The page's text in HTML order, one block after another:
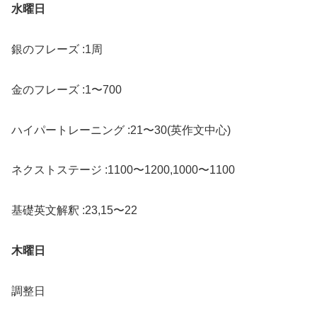
水曜日
銀のフレーズ :1周
金のフレーズ :1〜700
ハイパートレーニング :21〜30(英作文中心)
ネクストステージ :1100〜1200,1000〜1100
基礎英文解釈 :23,15〜22
木曜日
調整日